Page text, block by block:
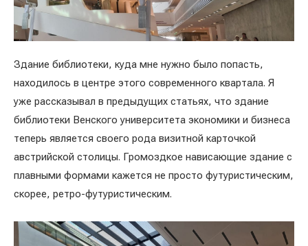
Здание библиотеки, куда мне нужно было попасть,
находилось в центре этого современного квартала. Я
уже рассказывал в предыдущих статьях, что здание
библиотеки Венского университета экономики и бизнеса
теперь является своего рода визитной карточкой
австрийской столицы. Громоздкое нависающие здание с
плавными формами кажется не просто футуристическим,
скорее, ретро-футуристическим.